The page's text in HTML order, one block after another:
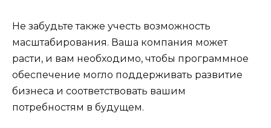
Не забудьте также учесть возможность
масштабирования. Ваша компания может
расти, и вам необходимо, чтобы программное
обеспечение могло поддерживать развитие
бизнеса и соответствовать вашим
потребностям в будущем.